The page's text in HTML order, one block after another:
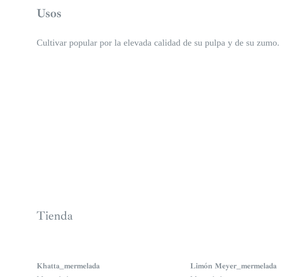
Usos
Cultivar popular por la elevada calidad de su pulpa y de su zumo.
Tienda
Khatta_mermelada Limón Meyer_mermelada